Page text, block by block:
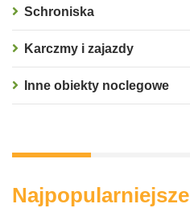
Schroniska
Karczmy i zajazdy
Inne obiekty noclegowe
Najpopularniejsze